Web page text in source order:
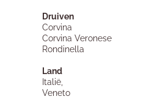
Druiven
Corvina
Corvina Veronese
Rondinella
Land
Italië,
Veneto